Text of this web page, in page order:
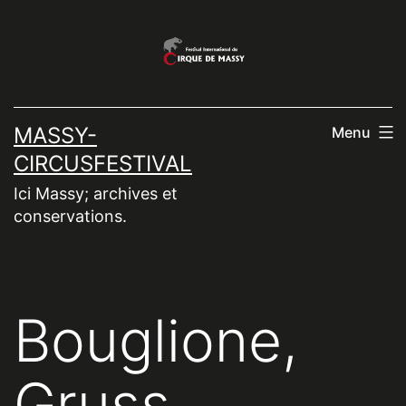
MASSY-
CIRCUSFESTIVAL
Ici Massy; archives et
conservations.
Menu
Bouglione,